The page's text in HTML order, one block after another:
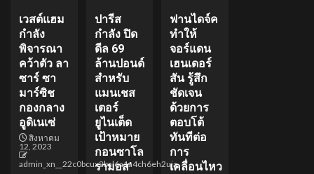
เวสต์แฮม
กำลัง
พิจารณา
คว้าตัว ลา
ซาร์ ซา
มาร์ซิช
กองกลาง
อูดิเนเซ่
สิงหาคม
12, 2023
admin_xn__22c0bcux2bal6a1a4ch6eh2uja
ปารีส
กำลัง ปิด
ดีล 69
ล้านปอนด์
สำหรับ
แมนเชส
เตอร์
ยูไนเต็ด
เป้าหมาย
กอนซาโล
รามอส’
ฟานไดจ์ค
ทำให้
จอร์แดน
เฮนเดอร์
สัน รู้สึก
ชัดเจน
ด้วยการ
ตอบโต้
ทันทีต่อ
การ
เคลื่อนไหว